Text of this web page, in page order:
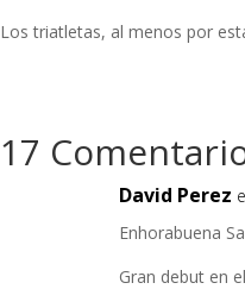
Los triatletas, al menos por
17
David Perez
Enhorabuena
Gran debut en